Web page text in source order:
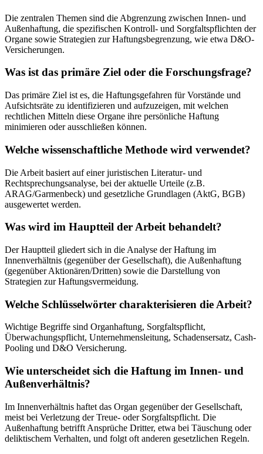
Die zentralen Themen sind die Abgrenzung zwischen Innen- und
Außenhaftung, die spezifischen Kontroll- und Sorgfaltspflichten der
Organe sowie Strategien zur Haftungsbegrenzung, wie etwa D&O-
Versicherungen.
Was ist das primäre Ziel oder die Forschungsfrage?
Das primäre Ziel ist es, die Haftungsgefahren für Vorstände und
Aufsichtsräte zu identifizieren und aufzuzeigen, mit welchen
rechtlichen Mitteln diese Organe ihre persönliche Haftung
minimieren oder ausschließen können.
Welche wissenschaftliche Methode wird verwendet?
Die Arbeit basiert auf einer juristischen Literatur- und
Rechtsprechungsanalyse, bei der aktuelle Urteile (z.B.
ARAG/Garmenbeck) und gesetzliche Grundlagen (AktG, BGB)
ausgewertet werden.
Was wird im Hauptteil der Arbeit behandelt?
Der Hauptteil gliedert sich in die Analyse der Haftung im
Innenverhältnis (gegenüber der Gesellschaft), die Außenhaftung
(gegenüber Aktionären/Dritten) sowie die Darstellung von
Strategien zur Haftungsvermeidung.
Welche Schlüsselwörter charakterisieren die Arbeit?
Wichtige Begriffe sind Organhaftung, Sorgfaltspflicht,
Überwachungspflicht, Unternehmensleitung, Schadensersatz, Cash-
Pooling und D&O Versicherung.
Wie unterscheidet sich die Haftung im Innen- und
Außenverhältnis?
Im Innenverhältnis haftet das Organ gegenüber der Gesellschaft,
meist bei Verletzung der Treue- oder Sorgfaltspflicht. Die
Außenhaftung betrifft Ansprüche Dritter, etwa bei Täuschung oder
deliktischem Verhalten, und folgt oft anderen gesetzlichen Regeln.